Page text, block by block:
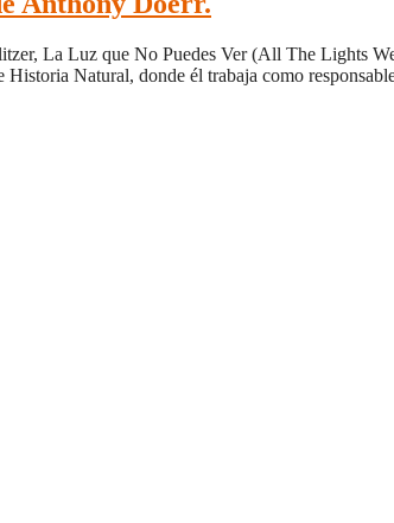
La Luz que No Puedes Ver (All The Lights
Natural, donde él trabaja como